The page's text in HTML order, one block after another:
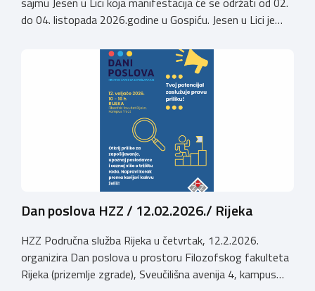
do 04. listopada 2026.godine u Gospiću. Jesen u Lici je
u Gospiću i prerasla je u najznačajnjiju gospodarsku,
kulturnu i etno manifestaciju na području Ličko-senjske
županije. Organizator izložbe […]
Dan poslova HZZ / 12.02.2026./ Rijeka
HZZ Područna služba Rijeka u četvrtak, 12.2.2026.
organizira Dan poslova u prostoru Filozofskog fakulteta
Rijeka (prizemlje zgrade), Sveučilišna avenija 4, kampus